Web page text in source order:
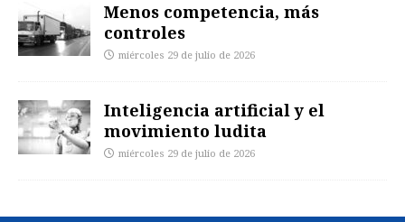
Menos competencia, más
controles
miércoles 29 de julio de 2026
Inteligencia artificial y el
movimiento ludita
miércoles 29 de julio de 2026